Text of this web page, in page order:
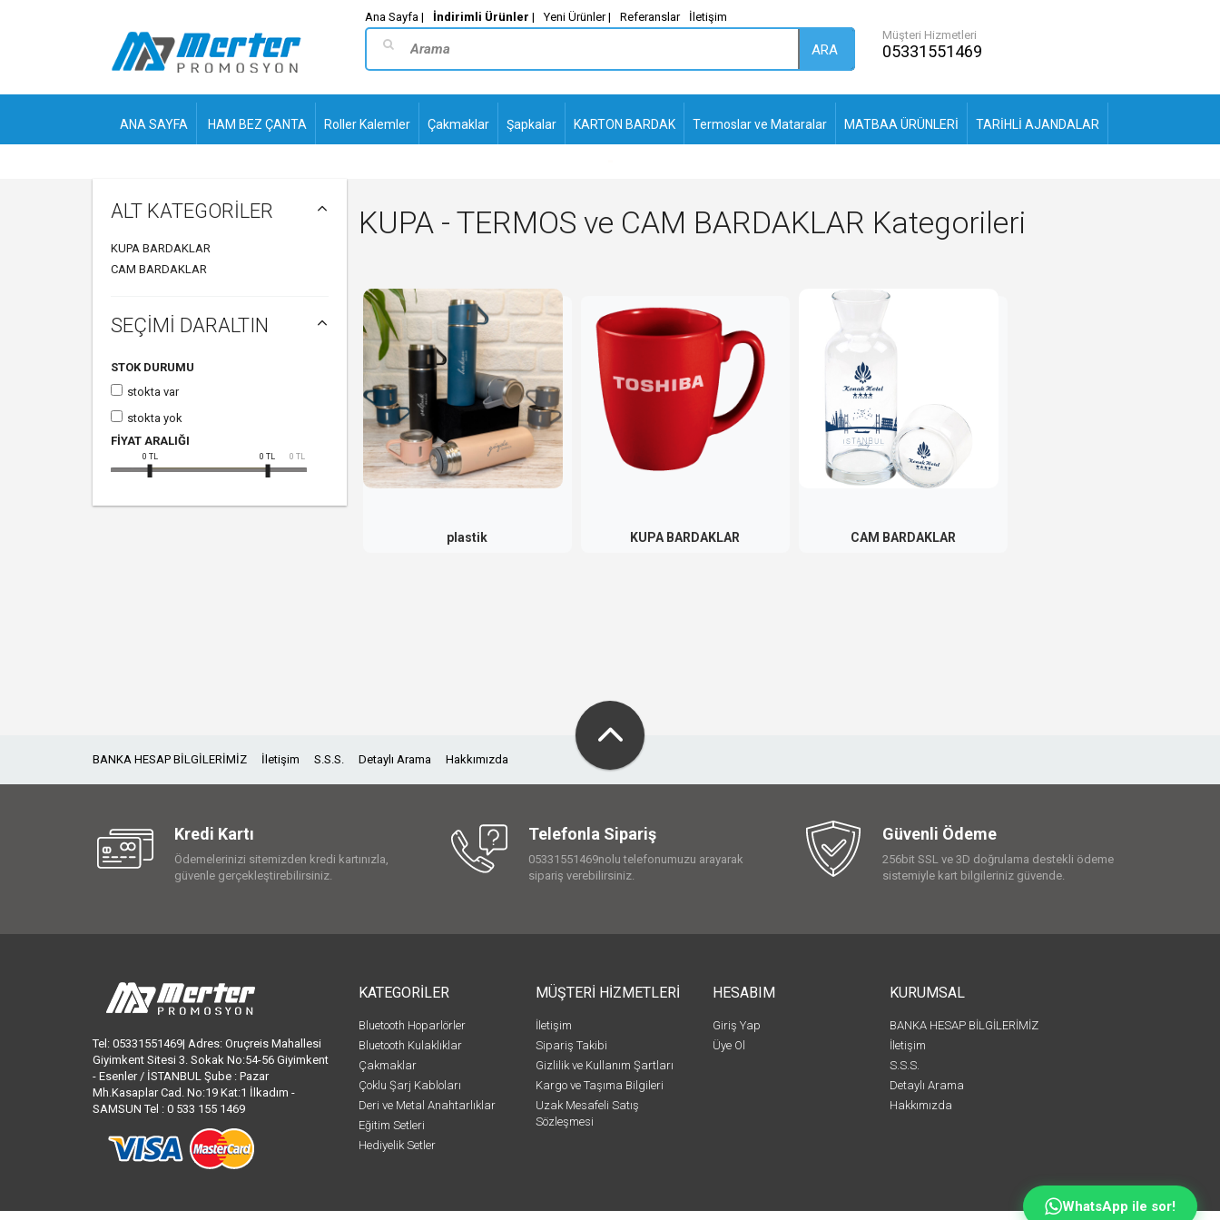
Ana Sayfa | İndirimli Ürünler | Yeni Ürünler | Referanslar İletişim
ARA
Müşteri Hizmetleri
05331551469
ANA SAYFA HAM BEZ ÇANTA Roller Kalemler Çakmaklar Şapkalar KARTON BARDAK Termoslar ve Mataralar MATBAA ÜRÜNLERİ TARİHLİ AJANDALAR
ALT KATEGORİLER
KUPA BARDAKLAR
CAM BARDAKLAR
SEÇİMİ DARALTIN
STOK DURUMU
stokta var
stokta yok
FIYAT ARALIĞI
0 TL
0 TL 0 TL
KUPA - TERMOS ve CAM BARDAKLAR Kategorileri
plastik KUPA BARDAKLAR CAM BARDAKLAR
BANKA HESAP BİLGİLERİMİZ İletişim S.S.S. Detaylı Arama Hakkımızda
Kredi Kartı
Ödemelerinizi sitemizden kredi kartınızla,
güvenle gerçekleştirebilirsiniz.
Telefonla Sipariş
05331551469nolu telefonumuzu arayarak
sipariş verebilirsiniz.
Güvenli Ödeme
256bit SSL ve 3D doğrulama destekli ödeme
sistemiyle kart bilgileriniz güvende.
Tel: 05331551469| Adres: Oruçreis Mahallesi
Giyimkent Sitesi 3. Sokak No:54-56 Giyimkent
- Esenler / İSTANBUL Şube : Pazar
Mh.Kasaplar Cad. No:19 Kat:1 İlkadım -
SAMSUN Tel : 0 533 155 1469
KATEGORİLER
Bluetooth Hoparlörler
Bluetooth Kulaklıklar
Çakmaklar
Çoklu Şarj Kabloları
Deri ve Metal Anahtarlıklar
Eğitim Setleri
Hediyelik Setler
MÜŞTERİ HİZMETLERİ
İletişim
Sipariş Takibi
Gizlilik ve Kullanım Şartları
Kargo ve Taşıma Bilgileri
Uzak Mesafeli Satış
Sözleşmesi
HESABIM
Giriş Yap
Üye Ol
KURUMSAL
BANKA HESAP BİLGİLERİMİZ
İletişim
S.S.S.
Detaylı Arama
Hakkımızda
WhatsApp ile sor!